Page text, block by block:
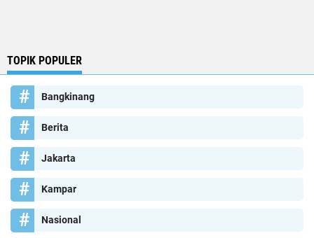
TOPIK POPULER
Bangkinang
Berita
Jakarta
Kampar
Nasional